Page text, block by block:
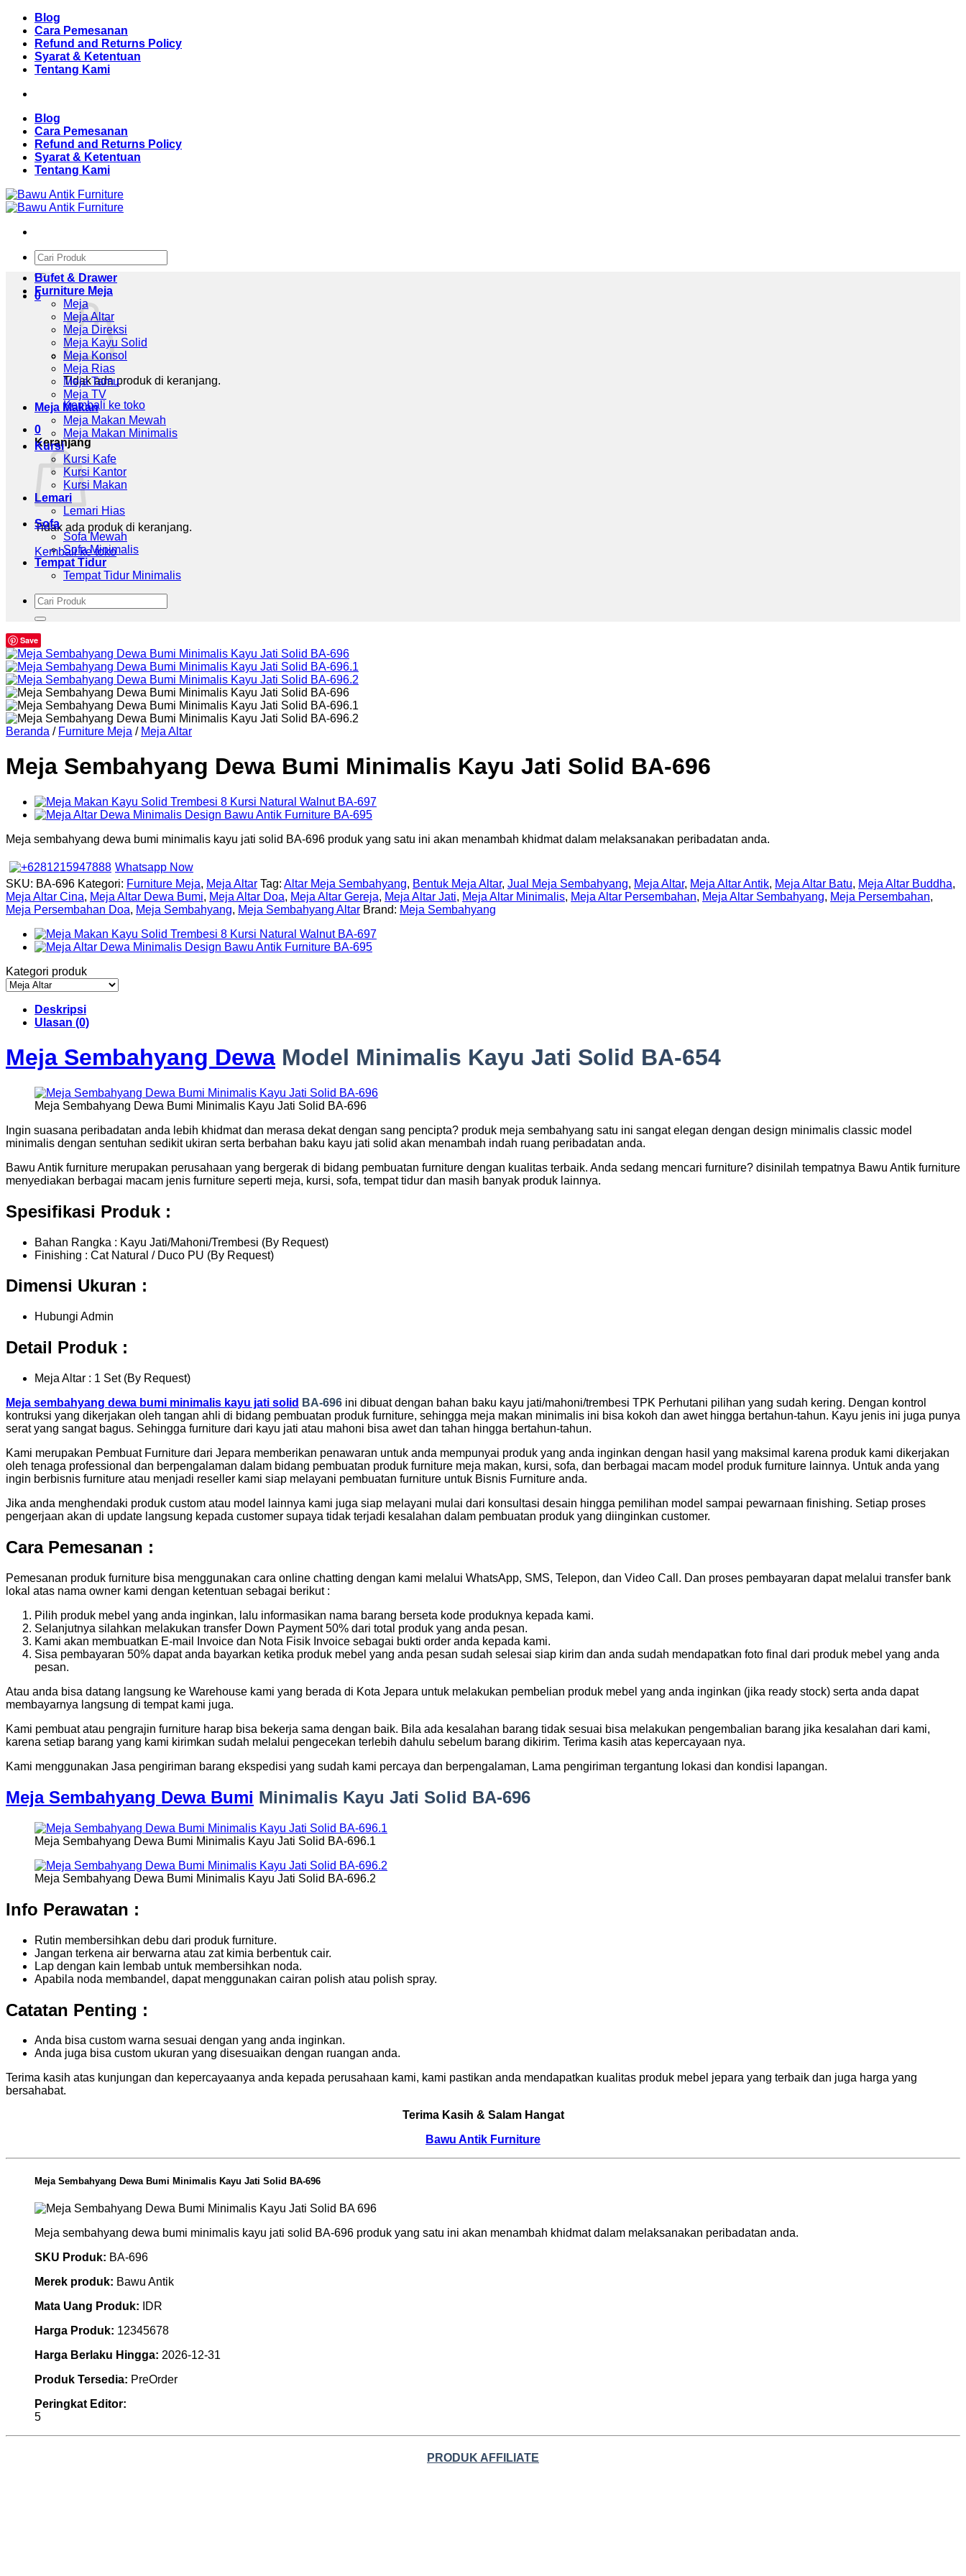
Skip
content
Blog
Cara Pemesanan
Refund and Returns Policy
Syarat & Ketentuan
Tentang Kami
Blog
Cara Pemesanan
Refund and Returns Policy
Syarat & Ketentuan
Tentang Kami
Pencarian
untuk:
0
Tidak ada produk di keranjang.
Kembali ke toko
0
Keranjang
Tidak ada produk di keranjang.
Kembali ke toko
Bufet & Drawer
Furniture Meja
Meja
Meja Altar
Meja Direksi
Meja Kayu Solid
Meja Konsol
Meja Rias
Meja Tamu
Meja TV
Meja Makan
Meja Makan Mewah
Meja Makan Minimalis
Kursi
Kursi Kafe
Kursi Kantor
Kursi Makan
Lemari
Lemari Hias
Sofa
Sofa Mewah
Sofa Minimalis
Tempat Tidur
Tempat Tidur Minimalis
Pencarian
untuk:
Save
Beranda / Furniture Meja / Meja Altar
Meja Sembahyang Dewa Bumi Minimalis Kayu Jati Solid BA-696
Meja sembahyang dewa bumi minimalis kayu jati solid BA-696 produk yang satu ini akan menambah khidmat dalam melaksanakan peribadatan anda.
Whatsapp Now
SKU: BA-696 Kategori: Furniture Meja, Meja Altar Tag: Altar Meja Sembahyang, Bentuk Meja Altar, Jual Meja Sembahyang, Meja Altar, Meja Altar Antik, Meja Altar Batu, Meja Altar Buddha,
Meja Altar Cina, Meja Altar Dewa Bumi, Meja Altar Doa, Meja Altar Gereja, Meja Altar Jati, Meja Altar Minimalis, Meja Altar Persembahan, Meja Altar Sembahyang, Meja Persembahan,
Meja Persembahan Doa, Meja Sembahyang, Meja Sembahyang Altar Brand: Meja Sembahyang
Kategori produk
Deskripsi
Ulasan (0)
Meja Sembahyang Dewa Model Minimalis Kayu Jati Solid BA-654
Meja Sembahyang Dewa Bumi Minimalis Kayu Jati Solid BA-696
Ingin suasana peribadatan anda lebih khidmat dan merasa dekat dengan sang pencipta? produk meja sembahyang satu ini sangat elegan dengan design minimalis classic model
minimalis dengan sentuhan sedikit ukiran serta berbahan baku kayu jati solid akan menambah indah ruang peribadatan anda.
Bawu Antik furniture merupakan perusahaan yang bergerak di bidang pembuatan furniture dengan kualitas terbaik. Anda sedang mencari furniture? disinilah tempatnya Bawu Antik furniture
menyediakan berbagai macam jenis furniture seperti meja, kursi, sofa, tempat tidur dan masih banyak produk lainnya.
Spesifikasi Produk :
Bahan Rangka : Kayu Jati/Mahoni/Trembesi (By Request)
Finishing : Cat Natural / Duco PU (By Request)
Dimensi Ukuran :
Hubungi Admin
Detail Produk :
Meja Altar : 1 Set (By Request)
Meja sembahyang dewa bumi minimalis kayu jati solid BA-696 ini dibuat dengan bahan baku kayu jati/mahoni/trembesi TPK Perhutani pilihan yang sudah kering. Dengan kontrol
kontruksi yang dikerjakan oleh tangan ahli di bidang pembuatan produk furniture, sehingga meja makan minimalis ini bisa kokoh dan awet hingga bertahun-tahun. Kayu jenis ini juga punya
serat yang sangat bagus. Sehingga furniture dari kayu jati atau mahoni bisa awet dan tahan hingga bertahun-tahun.
Kami merupakan Pembuat Furniture dari Jepara memberikan penawaran untuk anda mempunyai produk yang anda inginkan dengan hasil yang maksimal karena produk kami dikerjakan
oleh tenaga professional dan berpengalaman dalam bidang pembuatan produk furniture meja makan, kursi, sofa, dan berbagai macam model produk furniture lainnya. Untuk anda yang
ingin berbisnis furniture atau menjadi reseller kami siap melayani pembuatan furniture untuk Bisnis Furniture anda.
Jika anda menghendaki produk custom atau model lainnya kami juga siap melayani mulai dari konsultasi desain hingga pemilihan model sampai pewarnaan finishing. Setiap proses
pengerjaan akan di update langsung kepada customer supaya tidak terjadi kesalahan dalam pembuatan produk yang diinginkan customer.
Cara Pemesanan :
Pemesanan produk furniture bisa menggunakan cara online chatting dengan kami melalui WhatsApp, SMS, Telepon, dan Video Call. Dan proses pembayaran dapat melalui transfer bank
lokal atas nama owner kami dengan ketentuan sebagai berikut :
Pilih produk mebel yang anda inginkan, lalu informasikan nama barang berseta kode produknya kepada kami.
Selanjutnya silahkan melakukan transfer Down Payment 50% dari total produk yang anda pesan.
Kami akan membuatkan E-mail Invoice dan Nota Fisik Invoice sebagai bukti order anda kepada kami.
Sisa pembayaran 50% dapat anda bayarkan ketika produk mebel yang anda pesan sudah selesai siap kirim dan anda sudah mendapatkan foto final dari produk mebel yang anda
pesan.
Atau anda bisa datang langsung ke Warehouse kami yang berada di Kota Jepara untuk melakukan pembelian produk mebel yang anda inginkan (jika ready stock) serta anda dapat
membayarnya langsung di tempat kami juga.
Kami pembuat atau pengrajin furniture harap bisa bekerja sama dengan baik. Bila ada kesalahan barang tidak sesuai bisa melakukan pengembalian barang jika kesalahan dari kami,
karena setiap barang yang kami kirimkan sudah melalui pengecekan terlebih dahulu sebelum barang dikirim. Terima kasih atas kepercayaan nya.
Kami menggunakan Jasa pengiriman barang ekspedisi yang sudah kami percaya dan berpengalaman, Lama pengiriman tergantung lokasi dan kondisi lapangan.
Meja Sembahyang Dewa Bumi Minimalis Kayu Jati Solid BA-696
Meja Sembahyang Dewa Bumi Minimalis Kayu Jati Solid BA-696.1
Meja Sembahyang Dewa Bumi Minimalis Kayu Jati Solid BA-696.2
Info Perawatan :
Rutin membersihkan debu dari produk furniture.
Jangan terkena air berwarna atau zat kimia berbentuk cair.
Lap dengan kain lembab untuk membersihkan noda.
Apabila noda membandel, dapat menggunakan cairan polish atau polish spray.
Catatan Penting :
Anda bisa custom warna sesuai dengan yang anda inginkan.
Anda juga bisa custom ukuran yang disesuaikan dengan ruangan anda.
Terima kasih atas kunjungan dan kepercayaanya anda kepada perusahaan kami, kami pastikan anda mendapatkan kualitas produk mebel jepara yang terbaik dan juga harga yang
bersahabat.
Terima Kasih & Salam Hangat
Bawu Antik Furniture
Meja Sembahyang Dewa Bumi Minimalis Kayu Jati Solid BA-696
Meja sembahyang dewa bumi minimalis kayu jati solid BA-696 produk yang satu ini akan menambah khidmat dalam melaksanakan peribadatan anda.
SKU Produk: BA-696
Merek produk: Bawu Antik
Mata Uang Produk:
IDR
Harga Produk: 12345678
Harga Berlaku Hingga: 2026-12-31
Produk Tersedia: PreOrder
Peringkat Editor:
5
PRODUK AFFILIATE